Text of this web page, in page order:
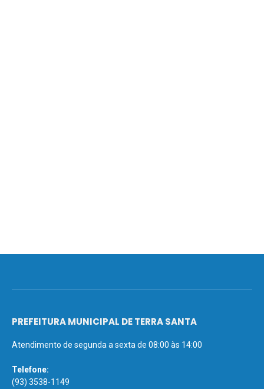
PREFEITURA MUNICIPAL DE TERRA SANTA
Atendimento de segunda a sexta de 08:00 às 14:00
Telefone:
(93) 3538-1149